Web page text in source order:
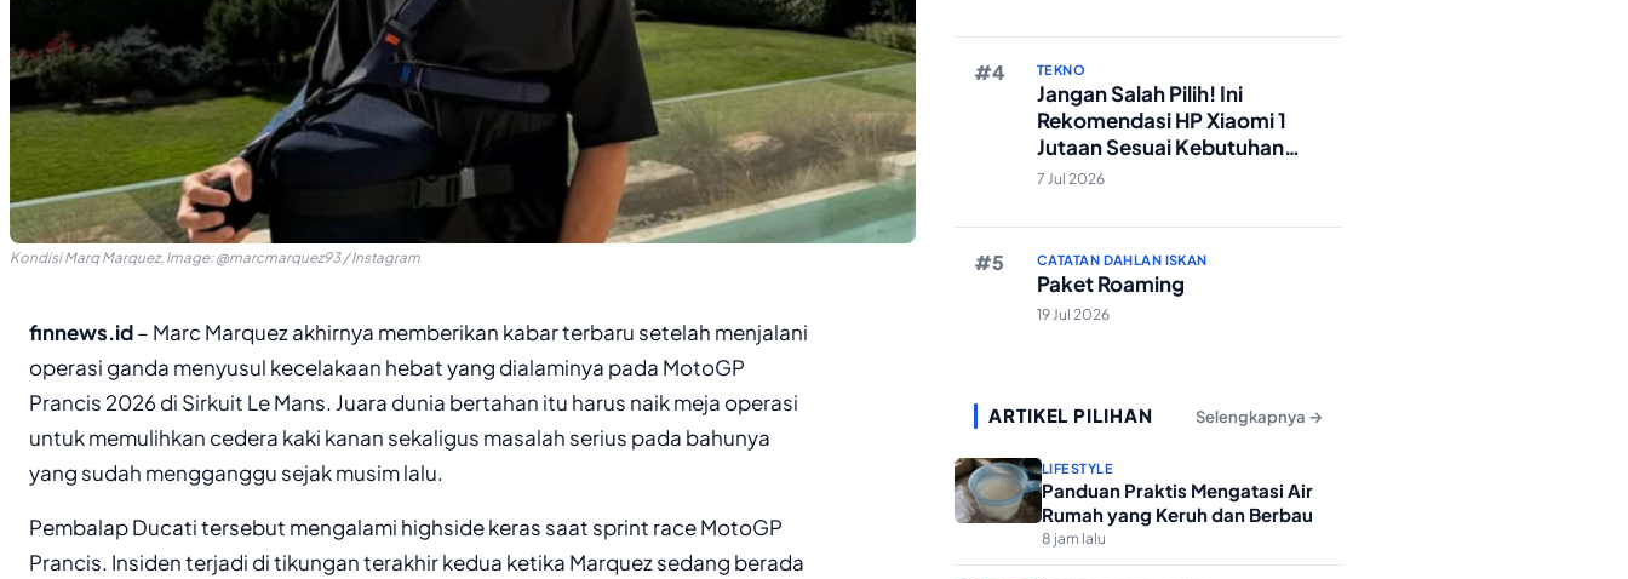
Kondisi Marq Marquez, Image: @marcmarquez93 / Instagram
finnews.id– Marc Marquez akhirnya memberikan kabar terbaru setelah menjalani
operasi ganda menyusul kecelakaan hebat yang dialaminya pada MotoGP
Prancis 2026 di Sirkuit Le Mans. Juara dunia bertahan itu harus naik meja operasi
untuk memulihkan cedera kaki kanan sekaligus masalah serius pada bahunya
yang sudah mengganggu sejak musim lalu.
Pembalap Ducati tersebut mengalami highside keras saat sprint race MotoGP
Prancis. Insiden terjadi di tikungan terakhir kedua ketika Marquez sedang berada
TEKNO
Jangan Salah Pilih! Ini
Rekomendasi HP Xiaomi 1
Jutaan Sesuai Kebutuhan
Anda
7 Jul 2026
CATATAN DAHLAN ISKAN
Paket Roaming
19 Jul 2026
ARTIKEL PILIHAN Selengkapnya →
LIFESTYLE
Panduan Praktis Mengatasi Air
Rumah yang Keruh dan Berbau
8 jam lalu